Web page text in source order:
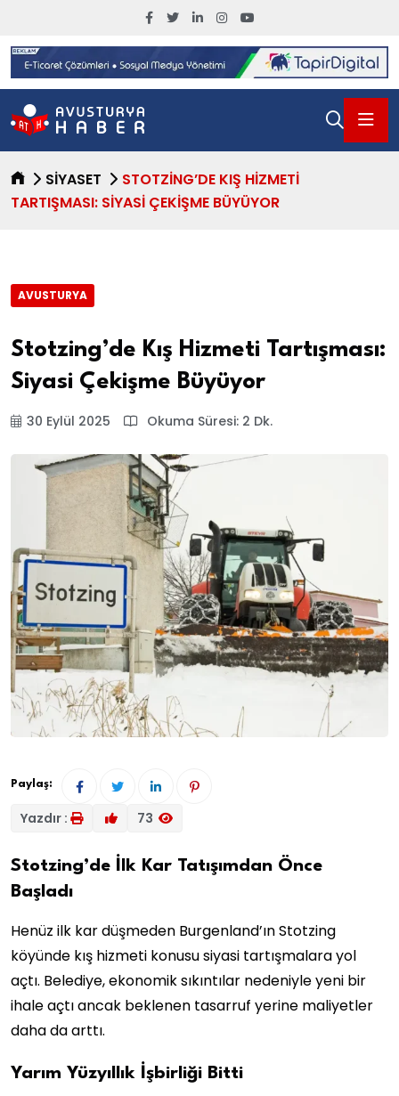
SIYASET
STOTZING’DE KIŞ HIZMETI
TARTIŞMASI: SIYASI ÇEKIŞME BÜYÜYOR
AVUSTURYA
Stotzing’de Kış Hizmeti Tartışması:
Siyasi Çekişme Büyüyor
30 Eylül 2025 Okuma Süresi: 2 Dk.
Paylaş:
Yazdır : 73
Stotzing’de İlk Kar Tatışımdan Önce
Başladı
Henüz ilk kar düşmeden Burgenland’ın Stotzing
köyünde kış hizmeti konusu siyasi tartışmalara yol
açtı. Belediye, ekonomik sıkıntılar nedeniyle yeni bir
ihale açtı ancak beklenen tasarruf yerine maliyetler
daha da arttı.
Yarım Yüzyıllık İşbirliği Bitti